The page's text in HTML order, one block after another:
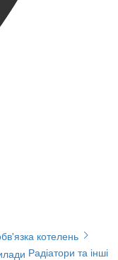
котелень
Радіатори та інші